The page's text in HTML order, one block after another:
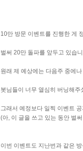
10만 방문 이벤트를 진행한 게
벌써 20만 돌파를 앞두고 있습
원래 제 예상에는 다음주 중에
봇님들이 너무 열심히 버닝해
그래서 예정보다 일찍 이벤트
(아, 이 글을 쓰고 있는 동안 벌
이번 이벤트도 지난번과 같은